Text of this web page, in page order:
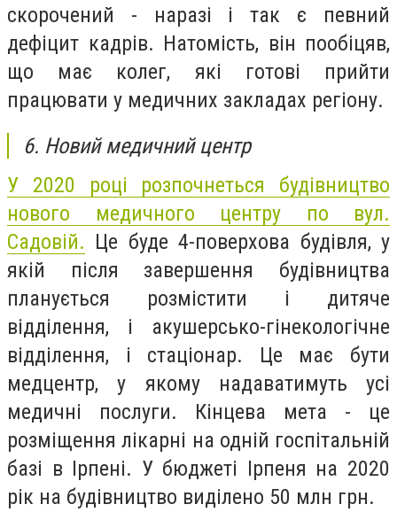
скорочений - наразі і так є певний
дефіцит кадрів. Натомість, він пообіцяв,
що має колег, які готові прийти
працювати у медичних закладах регіону.
6. Новий медичний центр
У 2020 році розпочнеться будівництво
нового медичного центру по вул.
Садовій. Це буде 4-поверхова будівля, у
якій після завершення будівництва
планується розмістити і дитяче
відділення, і акушерсько-гінекологічне
відділення, і стаціонар. Це має бути
медцентр, у якому надаватимуть усі
медичні послуги. Кінцева мета - це
розміщення лікарні на одній госпітальній
базі в Ірпені. У бюджеті Ірпеня на 2020
рік на будівництво виділено 50 млн грн.